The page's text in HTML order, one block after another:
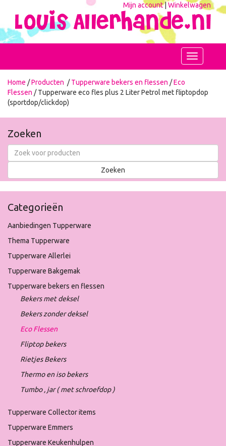
Mijn account|Winkelwagen
Toggle
navigation
Home /Producten /Tupperware bekers en flessen /Eco
Flessen / Tupperware eco fles plus 2 Liter Petrol met fliptopdop
(sportdop/clickdop)
Zoeken
Categorieën
Aanbiedingen Tupperware
Thema Tupperware
Tupperware Allerlei
Tupperware Bakgemak
Tupperware bekers en flessen
Bekers met deksel
Bekers zonder deksel
Eco Flessen
Fliptop bekers
Rietjes Bekers
Thermo en iso bekers
Tumbo , jar ( met schroefdop )
Tupperware Collector items
Tupperware Emmers
Tupperware Keukenhulpen